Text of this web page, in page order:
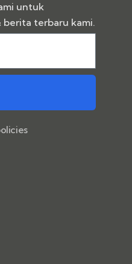
untuk
berita terbaru kami.